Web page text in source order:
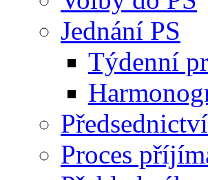
Jednání PS
Týdenní
Proces